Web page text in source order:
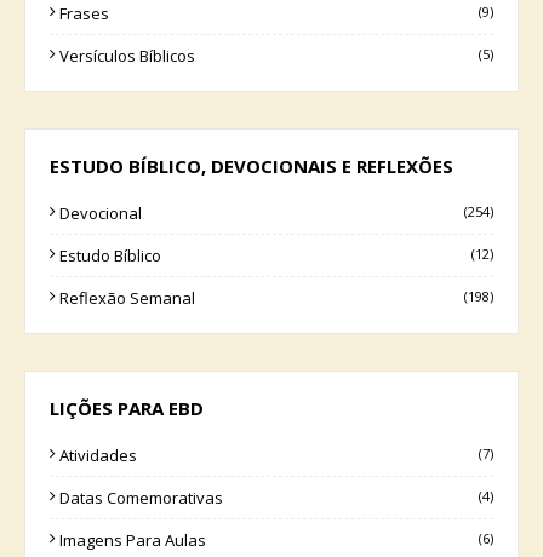
Frases (9)
Versículos Bíblicos (5)
ESTUDO BÍBLICO, DEVOCIONAIS E REFLEXÕES
Devocional (254)
Estudo Bíblico (12)
Reflexão Semanal (198)
LIÇÕES PARA EBD
Atividades (7)
Datas Comemorativas (4)
Imagens Para Aulas (6)